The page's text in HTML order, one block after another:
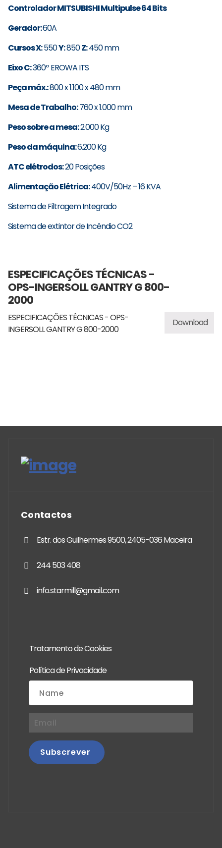
Controlador MITSUBISHI Multipulse 64 Bits
Gerador:60A
Cursos X:550Y:850Z:450 mm
Eixo C:360º EROWA ITS
Peça máx.:800 x 1.100 x 480 mm
Mesa de Trabalho:760 x 1.000 mm
Peso sobre a mesa:2.000 Kg
Peso da máquina:6.200 Kg
ATC elétrodos:20 Posições
Alimentação Elétrica:400V/50Hz – 16 KVA
Sistema de Filtragem Integrado
Sistema de extintor de Incêndio CO2
ESPECIFICAÇÕES TÉCNICAS -
OPS-INGERSOLL GANTRY G 800-
2000
Download
ESPECIFICAÇÕES TÉCNICAS - OPS-
INGERSOLL GANTRY G 800-2000
Contactos
Estr. dos Guilhermes 9500, 2405-036 Maceira
244 503 408
info.starmill@gmail.com
Tratamento de Cookies
Política de Privacidade